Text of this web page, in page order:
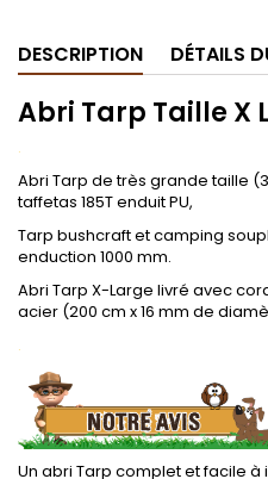
DESCRIPTION DÉTAILS
Abri Tarp Taille X
.
Abri Tarp de très grande taille
taffetas 185T enduit PU,
Tarp bushcraft et camping
enduction 1000 mm.
Abri Tarp X-Large livré avec
acier (200 cm x 16 mm de
.
Un abri Tarp complet et facile